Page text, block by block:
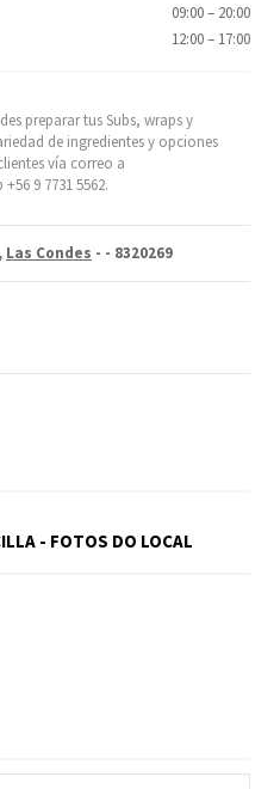
preparar tus Subs, wraps y
de ingredientes y opciones
vía correo a
9 7731 5562.
, Las Condes - - 8320269
- FOTOS DO LOCAL
09:00– 20:00
12:00– 17:00